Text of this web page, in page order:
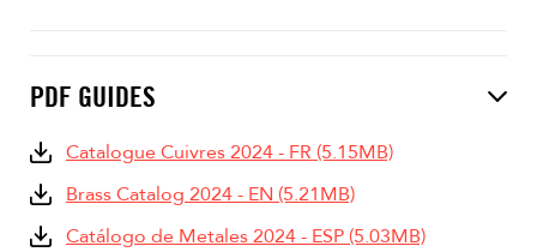
PDF GUIDES
Catalogue Cuivres 2024 - FR (5.15MB)
Brass Catalog 2024 - EN (5.21MB)
Catálogo de Metales 2024 - ESP (5.03MB)